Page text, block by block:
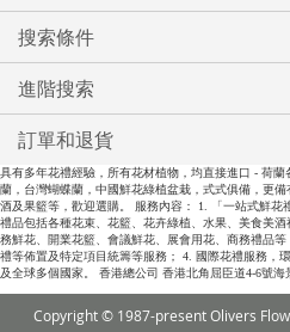
搜索條件
進階搜索
訂單和退貨
具有多年花禮經驗，所有花材植物，均直接進口 - 荷
蘭，台灣蝴蝶蘭，中國鮮花綠植盆栽，式式俱備，更
酒及果籃等，歡迎選購。 服務內容： 1. 「一站式鮮
禮品包括各種花束、花籃、花卉綠植、水果、美食美
務鮮花、開業花籃、會議鮮花、展會用花、商務禮品
禮等佈置及特定項目統籌等服務； 4. 國際花禮服務，
及全球多個國家。 香港總公司 香港北角屈臣道4-6號海
Copyright © 1987-present Olivers